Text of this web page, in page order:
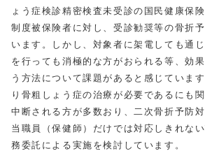
ょう症検診精密検査未受診の国民健康保
制度被保険者に対し、受診勧奨等の骨折
います。しかし、対象者に架電しても通
を行っても消極的な方がおられる等、効
う方法について課題があると感じていま
り骨粗しょう症の治療が必要であるにも
中断される方が多数おり、二次骨折予防
当職員（保健師）だけでは対応しきれな
務委託による実施を検討しています。